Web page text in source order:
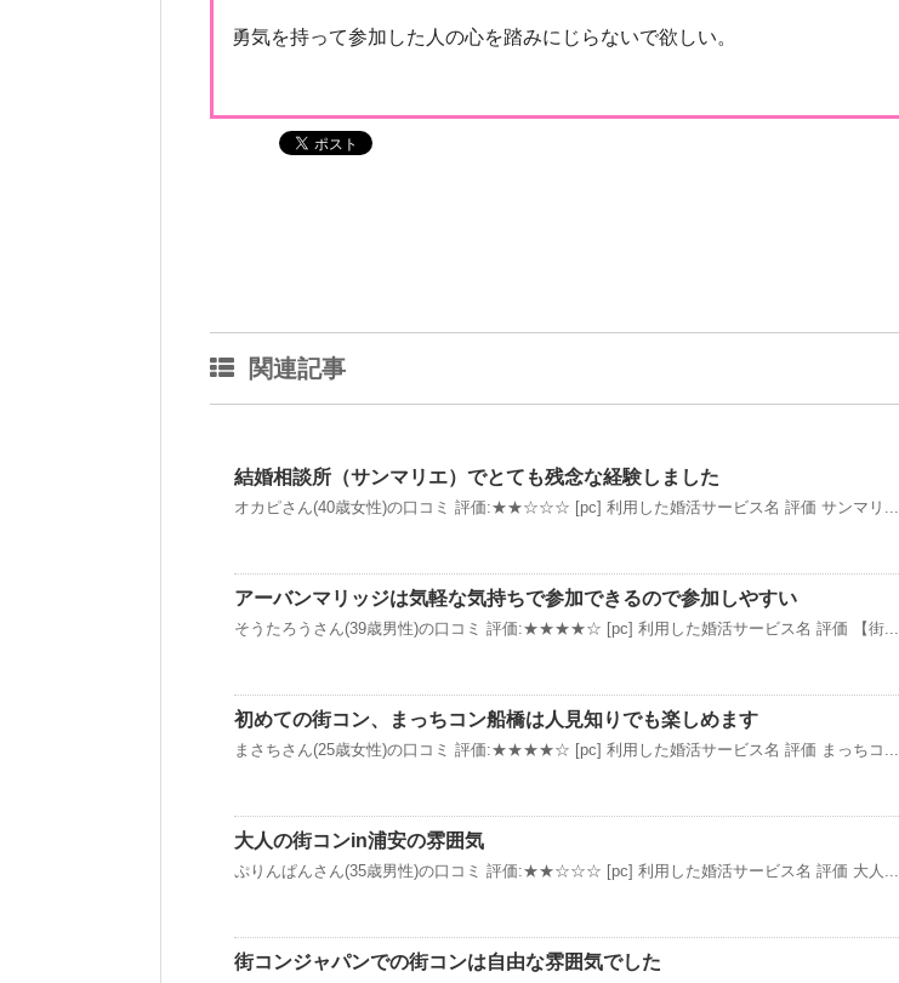
勇気を持って参加した人の心を踏みにじらないで欲しい。
関連記事
結婚相談所（サンマリエ）でとても残念な経験しました
オカピさん(40歳女性)の口コミ 評価:★★☆☆☆ [pc] 利用した婚活サービス名 評価 サンマリ...
アーバンマリッジは気軽な気持ちで参加できるので参加しやすい
そうたろうさん(39歳男性)の口コミ 評価:★★★★☆ [pc] 利用した婚活サービス名 評価 【街...
初めての街コン、まっちコン船橋は人見知りでも楽しめます
まさちさん(25歳女性)の口コミ 評価:★★★★☆ [pc] 利用した婚活サービス名 評価 まっちコ...
大人の街コンin浦安の雰囲気
ぷりんぱんさん(35歳男性)の口コミ 評価:★★☆☆☆ [pc] 利用した婚活サービス名 評価 大人...
街コンジャパンでの街コンは自由な雰囲気でした